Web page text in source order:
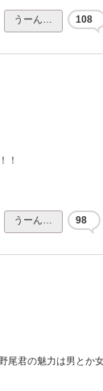
うーん… 108
！
うーん… 98
尾君の魅力は男とか